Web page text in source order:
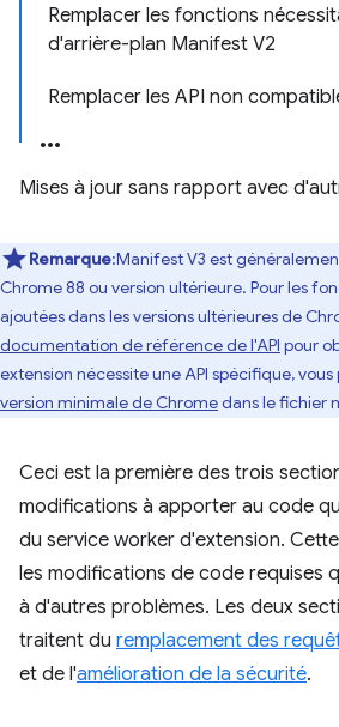
Remplacer les fonctions
d'arrière-plan Manifest V2
Remplacer les API non
Mises à jour sans rapport avec
Remarque:Manifest V3 est
Chrome 88 ou version ultérieure. Pour les
ajoutées dans les versions ultérieures de
documentation de référence de l'API pour
extension nécessite une API spécifique,
version minimale de Chromedans le fichier
Ceci est la première des trois
modifications à apporter au code
du service worker d'extension.
les modifications de code requises
à d'autres problèmes. Les deux
traitent du remplacement des
et de l'amélioration de la sécurité.